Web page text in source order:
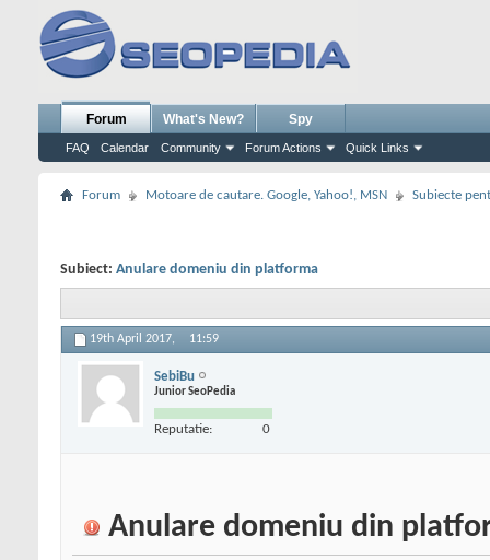
Forum
FAQ Calendar Community Forum Actions Quick Links
What's New? Spy
Forum Motoare de cautare. Google, Yahoo!, MSN Subiecte
Subiect: Anulare domeniu din platforma
19th April 2017, 11:59
SebiBu
Junior SeoPedia
Reputatie: 0
Anulare domeniu din